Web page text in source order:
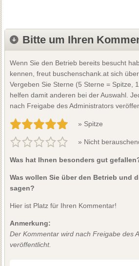
Bitte um Ihren
Wenn Sie den Betrieb bereits besucht
kennen, freut buschenschank.at sich
Vergeben Sie Sterne (5 Sterne = Spitze,
helfen damit anderen bei der Auswahl.
nach Freigabe des Administrators
» Spitze
» Nicht
Was hat Ihnen besonders gut
Was wollen Sie über den Betrieb und
sagen?
Hier ist Platz für Ihren Kommentar!
Anmerkung:
Der Kommentar wird nach Freigabe des
veröffentlicht.